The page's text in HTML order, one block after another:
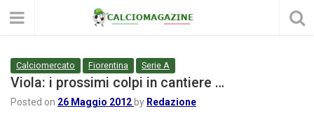
Calciomercato Fiorentina Serie A
Viola: i prossimi colpi in cantiere …
Posted on 26 Maggio 2012 by Redazione